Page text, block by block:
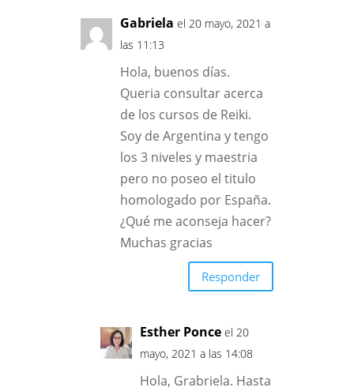
Gabriela el 20 mayo, 2021 a
las 11:13
Hola, buenos días.
Queria consultar acerca
de los cursos de Reiki.
Soy de Argentina y tengo
los 3 niveles y maestria
pero no poseo el titulo
homologado por España.
¿Qué me aconseja hacer?
Muchas gracias
Responder
Esther Ponce el 20
mayo, 2021 a las 14:08
Hola, Grabriela. Hasta